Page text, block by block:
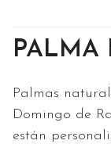
PALMA
Palmas
Domingo de
están